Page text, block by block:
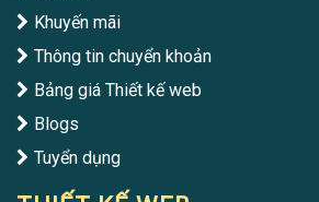
Khuyến mãi
Thông tin chuyển khoản
Bảng giá Thiết kế web
Blogs
Tuyển dụng